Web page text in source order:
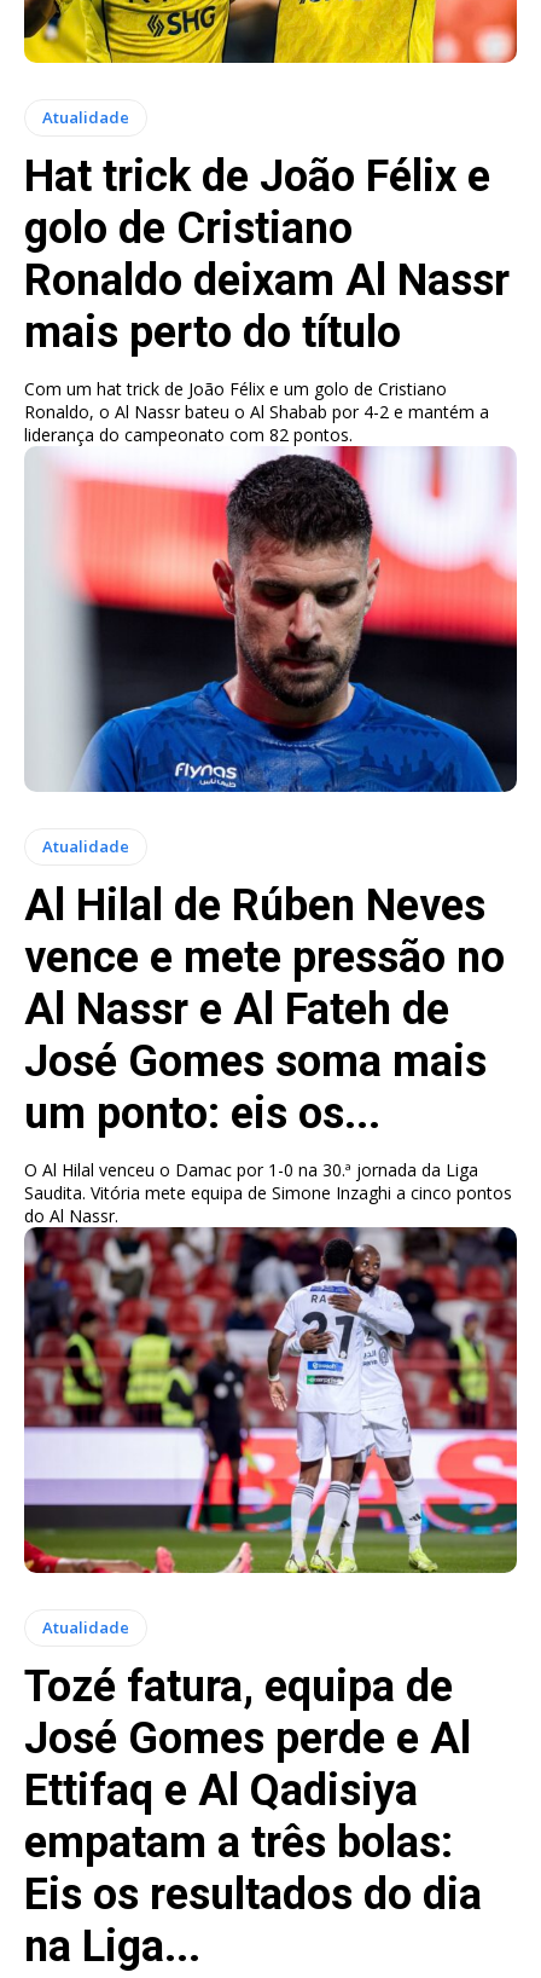
Atualidade
Hat trick de João Félix e
golo de Cristiano
Ronaldo deixam Al Nassr
mais perto do título
Com um hat trick de João Félix e um golo de Cristiano
Ronaldo, o Al Nassr bateu o Al Shabab por 4-2 e mantém a
liderança do campeonato com 82 pontos.
Atualidade
Al Hilal de Rúben Neves
vence e mete pressão no
Al Nassr e Al Fateh de
José Gomes soma mais
um ponto: eis os...
O Al Hilal venceu o Damac por 1-0 na 30.ª jornada da Liga
Saudita. Vitória mete equipa de Simone Inzaghi a cinco pontos
do Al Nassr.
Atualidade
Tozé fatura, equipa de
José Gomes perde e Al
Ettifaq e Al Qadisiya
empatam a três bolas:
Eis os resultados do dia
na Liga...